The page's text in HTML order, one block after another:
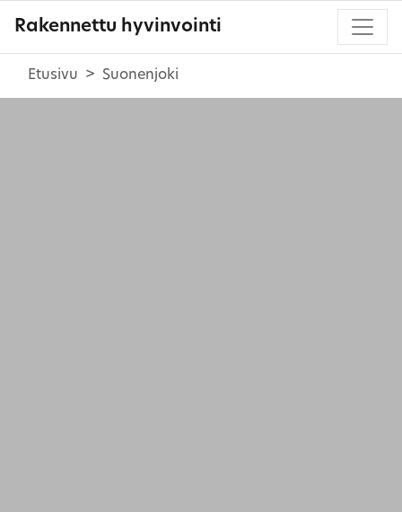
Rakennettu hyvinvointi
Etusivu Suonenjoki